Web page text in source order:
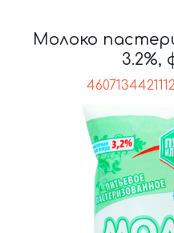
Молоко
3.2%,